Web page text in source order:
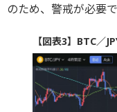
のため、警戒が必要で
【図表3】BTC／